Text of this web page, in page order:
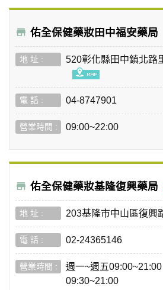
佑全保健藥妝田中福安藥局
520彰化縣田中鎮北路
04-8747901
09:00~22:00
佑全保健藥妝基隆復興藥局
203基隆市中山區復興
02-24365146
週一~週五
09:30~21:00